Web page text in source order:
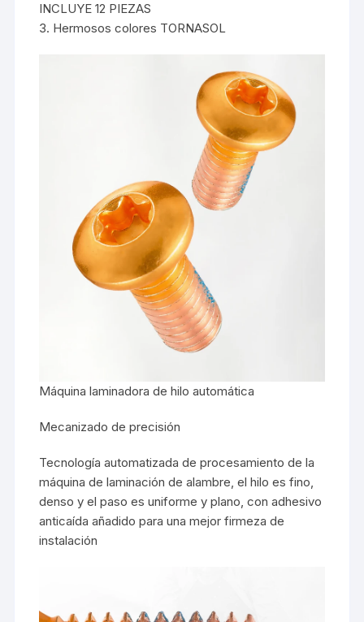
INCLUYE 12 PIEZAS
3. Hermosos colores TORNASOL
Máquina laminadora de hilo automática
Mecanizado de precisión
Tecnología automatizada de procesamiento de la
máquina de laminación de alambre, el hilo es fino,
denso y el paso es uniforme y plano, con adhesivo
anticaída añadido para una mejor firmeza de
instalación